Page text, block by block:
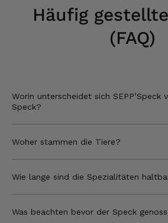
Häufig
(FAQ)
Worin unterscheidet sich SEPP’Speck
Speck?
Woher stammen die Tiere?
Wie lange sind die Spezialitäten
Was beachten bevor der Speck